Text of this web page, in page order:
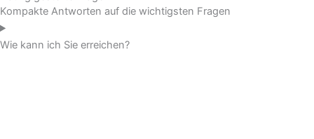
Kompakte Antworten auf die wichtigsten Fragen
Wie kann ich Sie erreichen?